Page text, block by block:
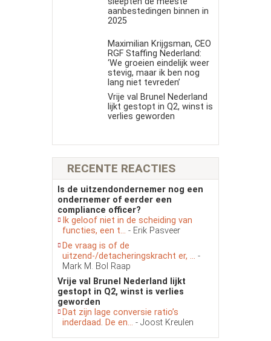
aanbestedingen binnen in
2025
Maximilian Krijgsman, CEO
RGF Staffing Nederland:
‘We groeien eindelijk weer
stevig, maar ik ben nog
lang niet tevreden’
Vrije val Brunel Nederland
lijkt gestopt in Q2, winst is
verlies geworden
RECENTE REACTIES
Is de uitzendondernemer nog een
ondernemer of eerder een
compliance officer?
Ik geloof niet in de scheiding van
functies, een t... - Erik Pasveer
De vraag is of de
uitzend-/detacheringskracht er, ... -
Mark M. Bol Raap
Vrije val Brunel Nederland lijkt
gestopt in Q2, winst is verlies
geworden
Dat zijn lage conversie ratio’s
inderdaad. De en... - Joost Kreulen